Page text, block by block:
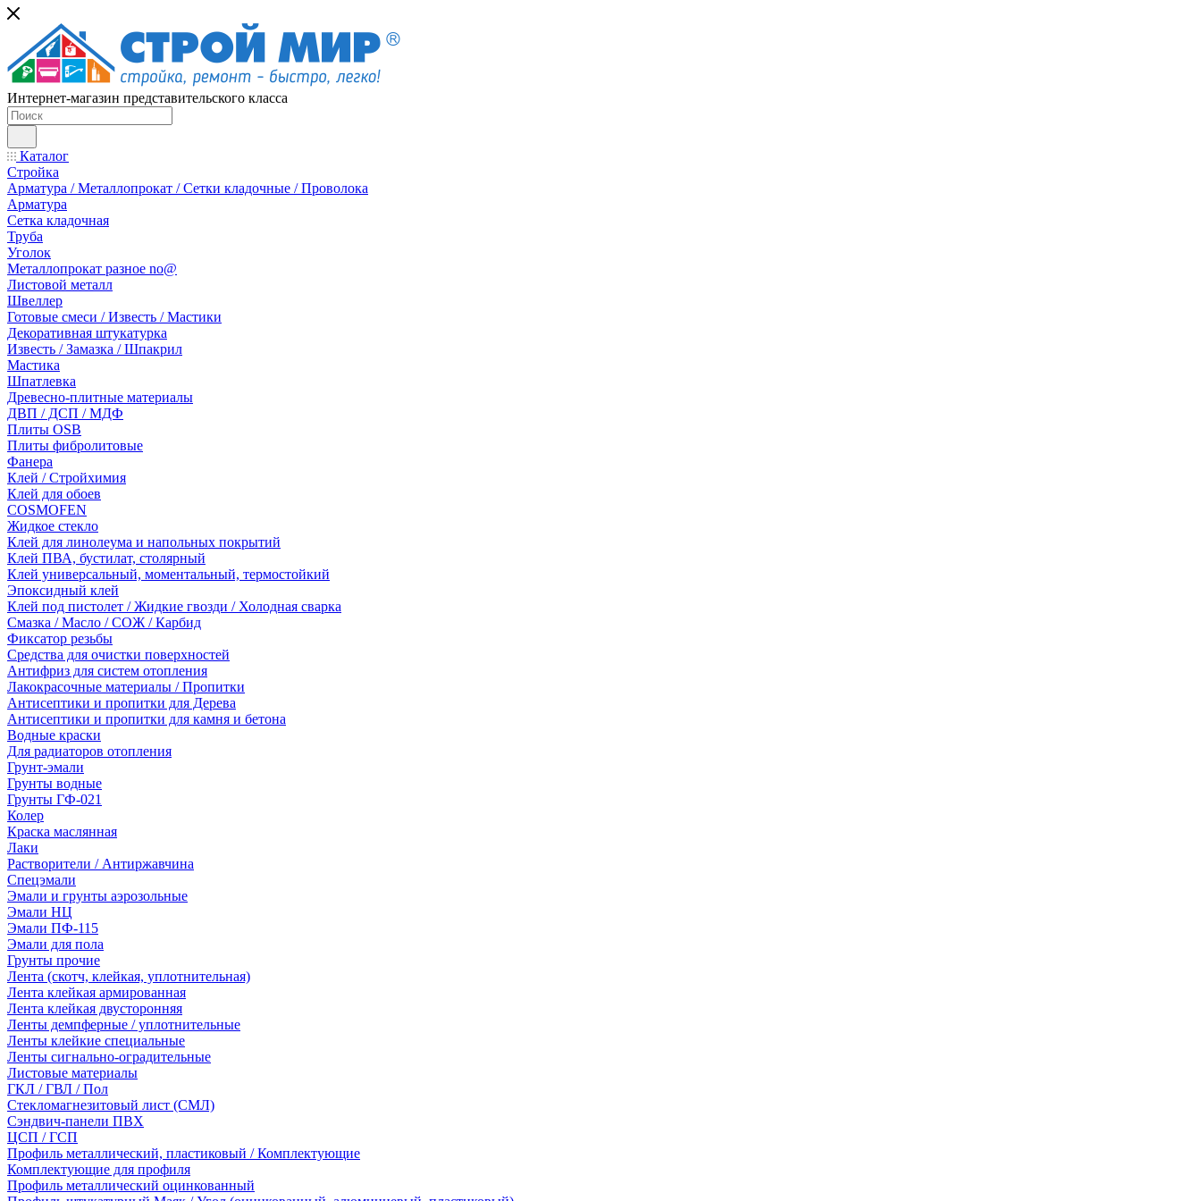
Интернет-магазин представительского класса
Каталог
Стройка
Арматура / Металлопрокат / Сетки кладочные / Проволока
Арматура
Сетка кладочная
Труба
Уголок
Металлопрокат разное no@
Листовой металл
Швеллер
Готовые смеси / Известь / Мастики
Декоративная штукатурка
Известь / Замазка / Шпакрил
Мастика
Шпатлевка
Древесно-плитные материалы
ДВП / ДСП / МДФ
Плиты OSB
Плиты фибролитовые
Фанера
Клей / Стройхимия
Клей для обоев
COSMOFEN
Жидкое стекло
Клей для линолеума и напольных покрытий
Клей ПВА, бустилат, столярный
Клей универсальный, моментальный, термостойкий
Эпоксидный клей
Клей под пистолет / Жидкие гвозди / Холодная сварка
Смазка / Масло / СОЖ / Карбид
Фиксатор резьбы
Средства для очистки поверхностей
Антифриз для систем отопления
Лакокрасочные материалы / Пропитки
Антисептики и пропитки для Дерева
Антисептики и пропитки для камня и бетона
Водные краски
Для радиаторов отопления
Грунт-эмали
Грунты водные
Грунты ГФ-021
Колер
Краска маслянная
Лаки
Растворители / Антиржавчина
Спецэмали
Эмали и грунты аэрозольные
Эмали НЦ
Эмали ПФ-115
Эмали для пола
Грунты прочие
Лента (скотч, клейкая, уплотнительная)
Лента клейкая армированная
Лента клейкая двусторонняя
Ленты демпферные / уплотнительные
Ленты клейкие специальные
Ленты сигнально-оградительные
Листовые материалы
ГКЛ / ГВЛ / Пол
Стекломагнезитовый лист (СМЛ)
Сэндвич-панели ПВХ
ЦСП / ГСП
Профиль металлический, пластиковый / Комплектующие
Комплектующие для профиля
Профиль металлический оцинкованный